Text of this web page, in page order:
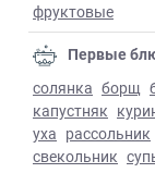
фруктовые
Первые
солянка борщ
капустняк
уха рассольник
свекольник